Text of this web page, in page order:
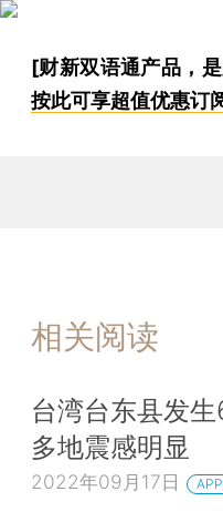
[财新双语通产品，
按此可享超值优惠订
相关阅读
台湾台东县发
多地震感明显
2022年09月17日